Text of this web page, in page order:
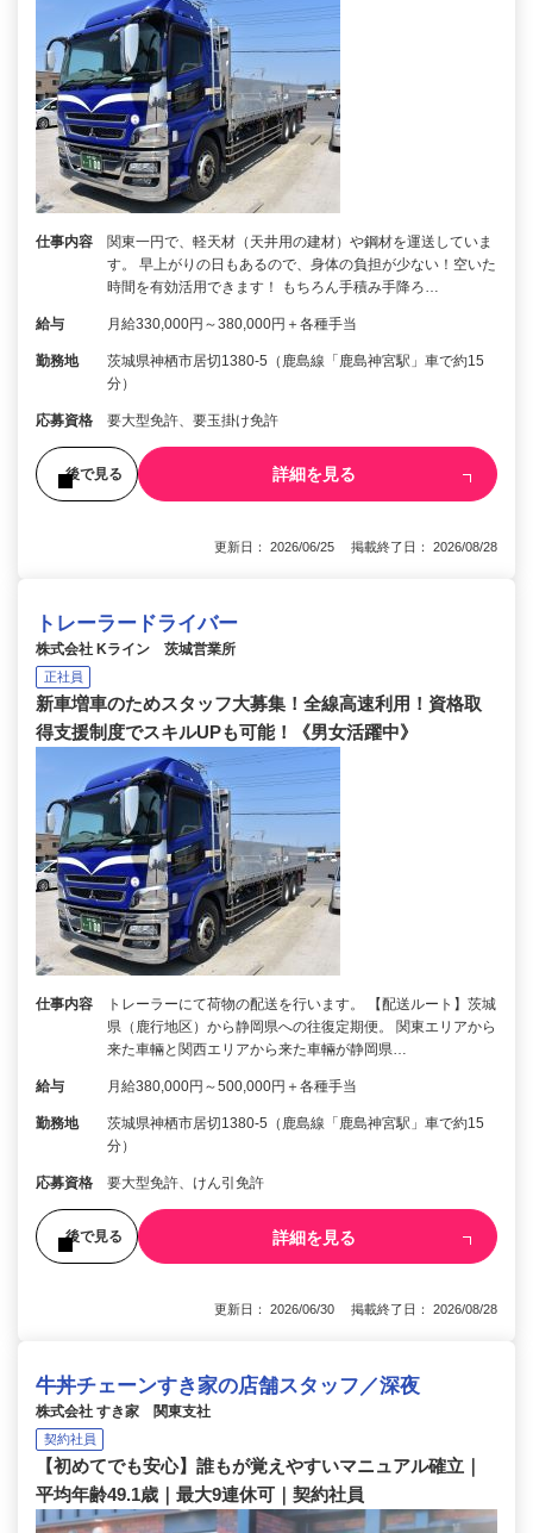
仕事内容
関東一円で、軽天材（天井用の建材）や鋼材を運送していま
す。 早上がりの日もあるので、身体の負担が少ない！空いた
時間を有効活用できます！ もちろん手積み手降ろ…
給与 月給330,000円～380,000円＋各種手当
勤務地
茨城県神栖市居切1380-5（鹿島線「鹿島神宮駅」車で約15
分）
応募資格 要大型免許、要玉掛け免許
後で見る 詳細を見る
更新日： 2026/06/25 掲載終了日： 2026/08/28
トレーラードライバー
株式会社 Kライン 茨城営業所
正社員
新車増車のためスタッフ大募集！全線高速利用！資格取
得支援制度でスキルUPも可能！《男女活躍中》
仕事内容
トレーラーにて荷物の配送を行います。 【配送ルート】茨城
県（鹿行地区）から静岡県への往復定期便。 関東エリアから
来た車輛と関西エリアから来た車輛が静岡県…
給与 月給380,000円～500,000円＋各種手当
勤務地
茨城県神栖市居切1380-5（鹿島線「鹿島神宮駅」車で約15
分）
応募資格 要大型免許、けん引免許
後で見る 詳細を見る
更新日： 2026/06/30 掲載終了日： 2026/08/28
牛丼チェーンすき家の店舗スタッフ／深夜
株式会社 すき家 関東支社
契約社員
【初めてでも安心】誰もが覚えやすいマニュアル確立｜
平均年齢49.1歳｜最大9連休可｜契約社員